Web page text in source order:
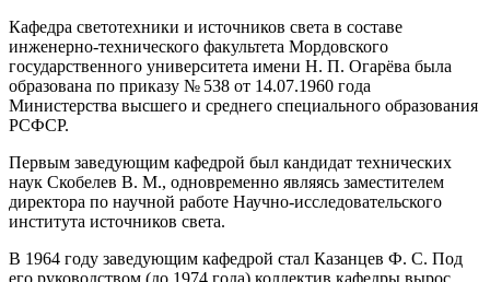
Кафедра светотехники и источников света в составе
инженерно-технического факультета Мордовского
государственного университета имени Н. П. Огарёва была
образована по приказу № 538 от 14.07.1960 года
Министерства высшего и среднего специального образования
РСФСР.
Первым заведующим кафедрой был кандидат технических
наук Скобелев В. М., одновременно являясь заместителем
директора по научной работе Научно-исследовательского
института источников света.
В 1964 году заведующим кафедрой стал Казанцев Ф. С. Под
его руководством (до 1974 года) коллектив кафедры вырос